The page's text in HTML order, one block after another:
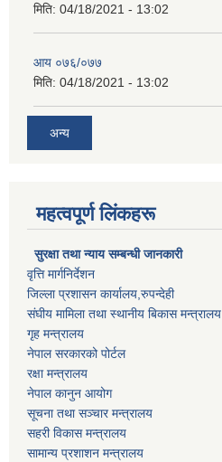
मिति: 04/18/2021 - 13:02
आय ०७६/०७७
मिति: 04/18/2021 - 13:02
अन्य
महत्वपूर्ण लिंकहरू
सुरक्षा तथा न्याय सम्बन्धी जानकारी
वृत्ति मार्गनिर्देशन
जिल्ला प्रशासन कार्यालय,रुपन्देही
संघीय मामिला तथा स्थानीय बिकास मन्त्रालय
गृह मन्त्रालय
नेपाल सरकारको पोर्टल
रक्षा मन्त्रालय
नेपाल कानुन आयोग
सूचना तथा सञ्चार मन्त्रालय
सहरी विकास मन्त्रालय
सामान्य प्रशाशन मन्त्रालय